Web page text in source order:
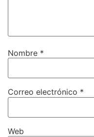
Nombre *
Correo electrónico *
Web